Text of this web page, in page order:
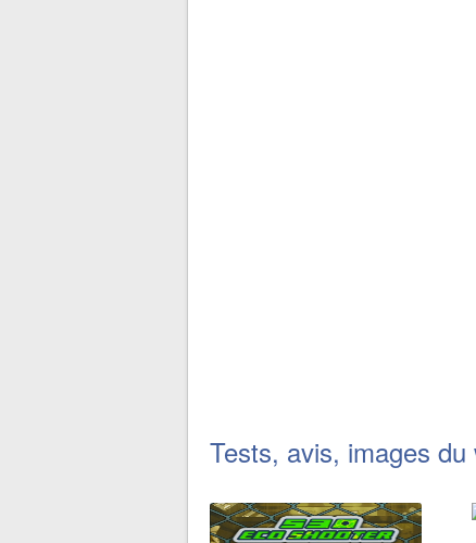
Tests, avis, images